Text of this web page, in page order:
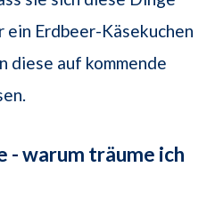
Erdbeer-Käsekuchen
diese auf kommende
- warum träume ich